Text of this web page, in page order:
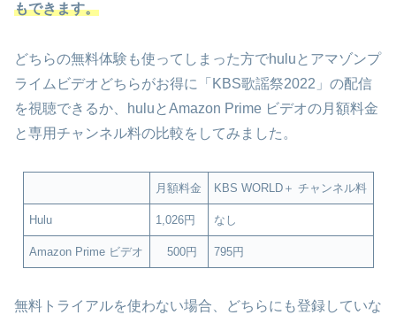
もできます。
どちらの無料体験も使ってしまった方でhuluとアマゾンプ
ライムビデオどちらがお得に「KBS歌謡祭2022」の配信
を視聴できるか、huluとAmazon Prime ビデオの月額料金
と専用チャンネル料の比較をしてみました。
月額料金 KBS WORLD＋ チャンネル料
Hulu 1,026円 なし
Amazon Prime ビデオ 500円 795円
無料トライアルを使わない場合、どちらにも登録していな